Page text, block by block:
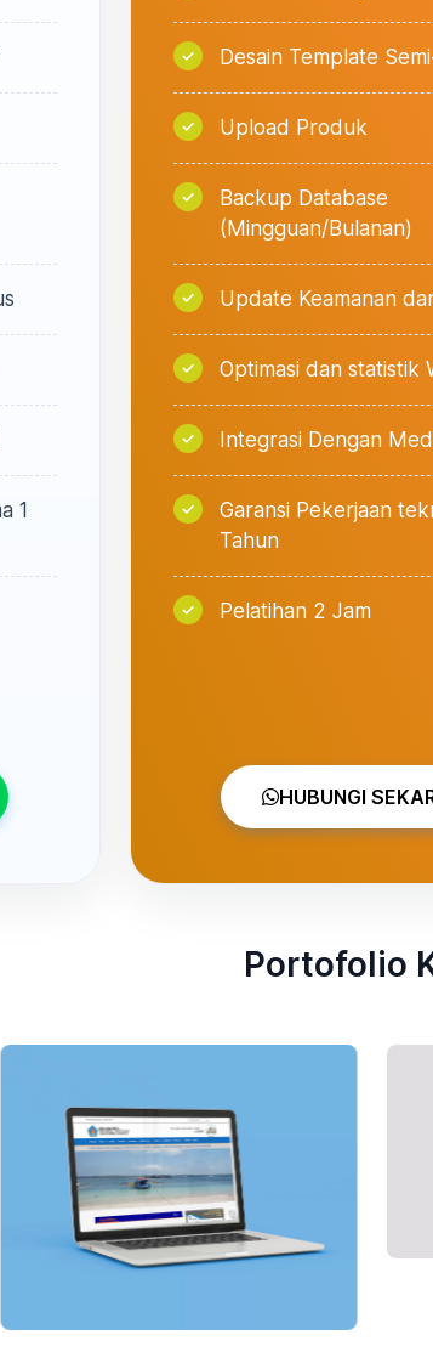
1
Desain Template
Upload Produk
Backup Database
(Mingguan/Bulanan)
Update Keamanan
Optimasi dan statistik
Integrasi Dengan
Garansi Pekerjaan
Tahun
Pelatihan 2 Jam
HUBUNGI
Portofolio